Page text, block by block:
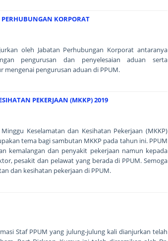
KORPORAT
oleh Jabatan Perhubungan Korporat antaranya
pengurusan dan penyelesaian aduan serta
pengurusan aduan di PPUM.
PEKERJAAN (MKKP) 2019
Keselamatan dan Kesihatan Pekerjaan (MKKP)
tema bagi sambutan MKKP pada tahun ini. PPUM
kemalangan dan penyakit pekerjaan namun kepada
pesakit dan pelawat yang berada di PPUM. Semoga
dan kesihatan pekerjaan di PPUM.
Staf PPUM yang julung-julung kali dianjurkan telah